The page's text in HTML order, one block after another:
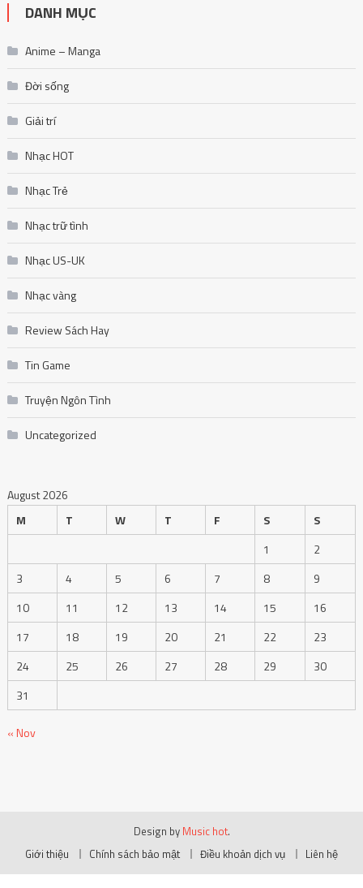
DANH MỤC
Anime – Manga
Đời sống
Giải trí
Nhạc HOT
Nhạc Trẻ
Nhạc trữ tình
Nhạc US-UK
Nhạc vàng
Review Sách Hay
Tin Game
Truyện Ngôn Tình
Uncategorized
August 2026
M
T W T F S
S
1
2
3
4 5 6 7 8
9
10
11 12 13 14 15
16
17
18 19 20 21 22
23
24
25 26 27 28 29
30
31
« Nov
Design by Music hot.
Giới thiệu
Chính sách bảo mật Điều khoản dịch vụ Liên hệ